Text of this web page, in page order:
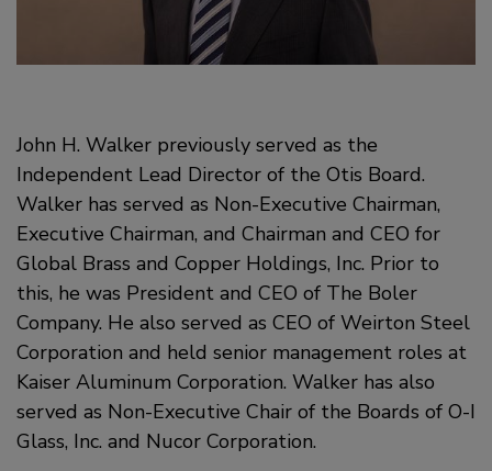
John H. Walker previously served as the
Independent Lead Director of the Otis Board.
Walker has served as Non-Executive Chairman,
Executive Chairman, and Chairman and CEO for
Global Brass and Copper Holdings, Inc. Prior to
this, he was President and CEO of The Boler
Company. He also served as CEO of Weirton Steel
Corporation and held senior management roles at
Kaiser Aluminum Corporation. Walker has also
served as Non-Executive Chair of the Boards of O-I
Glass, Inc. and Nucor Corporation.